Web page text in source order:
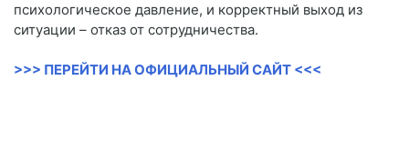
психологическое давление, и корректный выход из
ситуации – отказ от сотрудничества.
>>> ПЕРЕЙТИ НА ОФИЦИАЛЬНЫЙ САЙТ <<<